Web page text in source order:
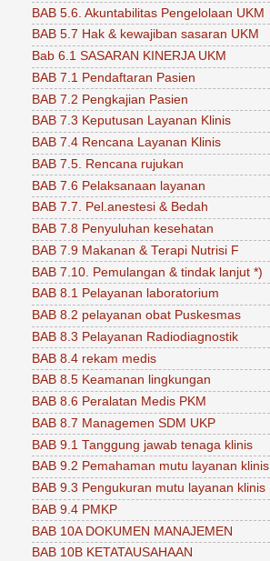
BAB 5.6. Akuntabilitas Pengelolaan UKM
BAB 5.7 Hak & kewajiban sasaran UKM
Bab 6.1 SASARAN KINERJA UKM
BAB 7.1 Pendaftaran Pasien
BAB 7.2 Pengkajian Pasien
BAB 7.3 Keputusan Layanan Klinis
BAB 7.4 Rencana Layanan Klinis
BAB 7.5. Rencana rujukan
BAB 7.6 Pelaksanaan layanan
BAB 7.7. Pel.anestesi & Bedah
BAB 7.8 Penyuluhan kesehatan
BAB 7.9 Makanan & Terapi Nutrisi F
BAB 7.10. Pemulangan & tindak lanjut *)
BAB 8.1 Pelayanan laboratorium
BAB 8.2 pelayanan obat Puskesmas
BAB 8.3 Pelayanan Radiodiagnostik
BAB 8.4 rekam medis
BAB 8.5 Keamanan lingkungan
BAB 8.6 Peralatan Medis PKM
BAB 8.7 Managemen SDM UKP
BAB 9.1 Tanggung jawab tenaga klinis
BAB 9.2 Pemahaman mutu layanan klinis
BAB 9.3 Pengukuran mutu layanan klinis
BAB 9.4 PMKP
BAB 10A DOKUMEN MANAJEMEN
BAB 10B KETATAUSAHAAN